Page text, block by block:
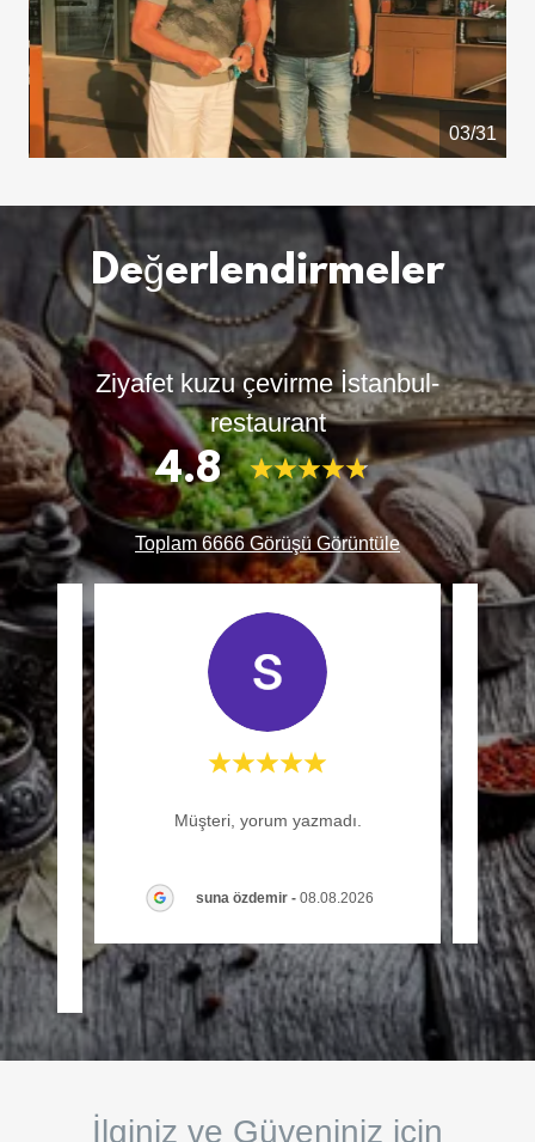
04/31
Değerlendirmeler
Ziyafet kuzu çevirme İstanbul-
restaurant
4.8
Toplam 6666 Görüşü Görüntüle
..."
Müşteri, yorum yazmadı.
suna özdemir- 08.08.2026
İlginiz ve Güveniniz için